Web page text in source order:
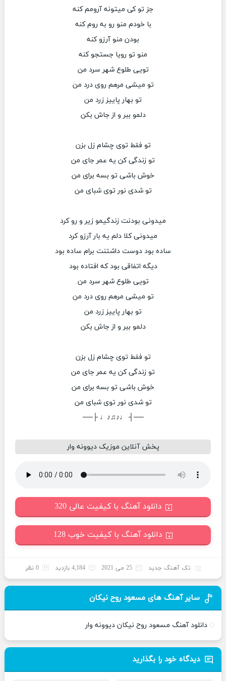
جز تو کی میتونه آرومم کنه
با خودم منو رو به روم کنه
بودن منو آرزو کنه
منو تو رویا جستجو کنه
تویی طلوع شهر سرد من
تو میشی مرهم روی درد من
تو بهار پاییز زرد من
دلمو ببر و از جاش بکن
تو فقط توی چشام زل بزن
تو زندگی کن یه عمر جای من
خوش باشی تو بسه برای من
تو شدی نور توی شبای من
میدونی بودنت زندگیمو زیر و رو کرد
میدونی کلا دلم یه بار آرزو کرد
ساده بود دوست داشتنت برام ساده بود
دیگه اتفاقی بود که افتاده بود
تویی طلوع شهر سرد من
تو میشی مرهم روی درد من
تو بهار پاییز زرد من
دلمو ببر و از جاش بکن
تو فقط توی چشام زل بزن
تو زندگی کن یه عمر جای من
خوش باشی تو بسه برای من
تو شدی نور توی شبای من
──┤ ♩♪♫♪♩ ├──
پخش آنلاین موزیک دیوونه وار
دانلود آهنگ با کیفیت عالی 320
دانلود آهنگ با کیفیت خوب 128
تک آهنگ جدید 25 می 2021 4,184 بازدید 0 نظر
سایر آهنگ های مسعود روح نیکان
دانلود آهنگ مسعود روح نیکان دیوونه وار
دیدگاه خود را بگذارید